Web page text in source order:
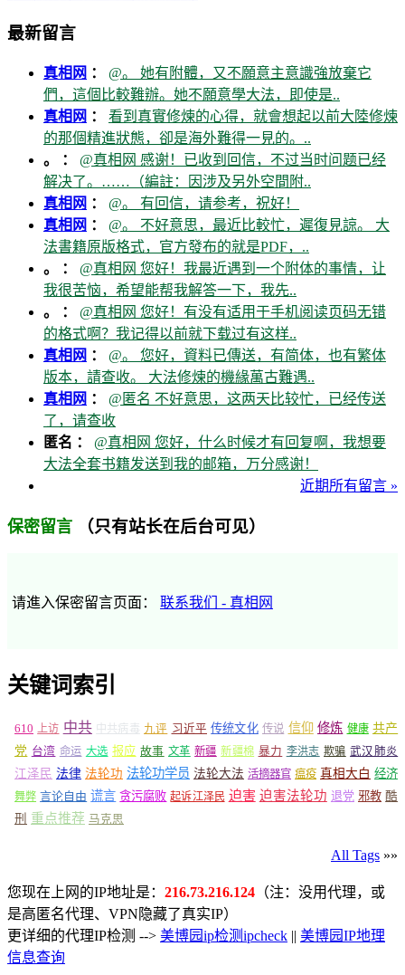
最新留言
真相网 ： @。 她有附體，又不願意主意識強放棄它
們，這個比較難辦。她不願意學大法，即使是..
真相网 ： 看到真實修煉的心得，就會想起以前大陸修煉
的那個精進狀態，卻是海外難得一見的。..
。 ： @真相网 感谢！已收到回信，不过当时问题已经
解决了。……（編註：因涉及另外空間附..
真相网 ： @。 有回信，请参考，祝好！
真相网 ： @。 不好意思，最近比較忙，遲復見諒。 大
法書籍原版格式，官方發布的就是PDF，..
。 ： @真相网 您好！我最近遇到一个附体的事情，让
我很苦恼，希望能帮我解答一下，我先..
。 ： @真相网 您好！有没有适用于手机阅读页码无错
的格式啊？我记得以前就下载过有这样..
真相网 ： @。 您好，資料已傳送，有简体，也有繁体
版本，請查收。 大法修煉的機緣萬古難遇..
真相网 ： @匿名 不好意思，这两天比较忙，已经传送
了，请查收
匿名 ： @真相网 您好，什么时候才有回复啊，我想要
大法全套书籍发送到我的邮箱，万分感谢！
近期所有留言 »
保密留言 （只有站长在后台可见）
请進入保密留言页面： 联系我们 - 真相网
关键词索引
610 上访 中共 中共病毒 九评 习近平 传统文化 传说 信仰 修炼 健康 共产
党 台湾 命运 大选 报应 故事 文革 新疆 新疆棉 暴力 李洪志 欺骗 武汉肺炎
江泽民 法律 法轮功 法轮功学员 法轮大法 活摘器官 瘟疫 真相大白 经济
舞弊 言论自由 谎言 贪污腐败 起诉江泽民 迫害 迫害法轮功 退党 邪教 酷
刑 重点推荐 马克思
All Tags »»
您现在上网的IP地址是： 216.73.216.124 （注：没用代理，或
是高匿名代理、VPN隐藏了真实IP）
更详细的代理IP检测 --> 美博园ip检测ipcheck || 美博园IP地理
信息查询